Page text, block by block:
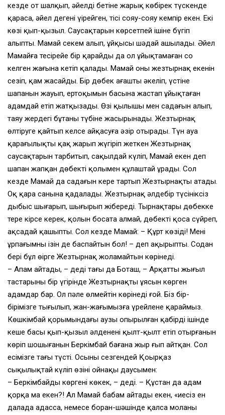
кезде от шалқып, әйелдің бетіне жарық көбірек түскенде
қараса, әйел дегені үңірейген, тісі сояу-сояу кемпір екен. Екі
көзі қып-қызыл. Саусақтарын көрсетпей ішіне бүгіп
алыпты. Мамай секем алып, ұйқысы шәдай ашылады. Әйел
Мамайға тесірейе бір қарайды да ол ұйықтамаған соң
келген жағына кетіп қалады. Мамай оның жезтырнақ екенін
сезіп, қам жасайды. Бір дөңбек ағашты әкеліп, үстіне
шапанын жауып, ертоқымын басына жастап ұйықтаған
адамдай етіп жатқызады. Өзі қылышы мен садағын алып,
таяу жердегі бұтаның түбіне жасырынады. Жезтырнақ
өлтіруге қайтып келсе айқасуға әзір отырады. Түн ауа
қараңғылықты қақ жарып жүгіріп жеткен Жезтырнақ
саусақтарын тарбитып, сақылдай күліп, Мамай екен деп
шапан жапқан дөңбекті қолымен құлаштай ұрады. Сол
кезде Мамай да садағын кере тартып Жезтырнақты атады.
Оқ қара санына қадалады. Жезтырнақ әлдебір түсініксіз
дыбыс шығарып, шыңғырып жібереді. Тырнақтары дөңбекке
терең кірсе керек, қолын босата алмай, дөңбекті қоса сүйреп,
ақсаңдай қашыпты. Сол кезде Мамай: – Құрт көзіңді! Менің
ұрпағымның ізін де баспайтын бол! – деп ақырыпты. Содан
бері бұл өңірге Жезтырнақ жоламайтын көрінеді.
– Апам айтады, – деді тағы да Боташ, – Арқаттың жыңғыл
тастарының бір үңгірінде Жезтырнақтың ұясын көрген
адамдар бар. Ол пәле өлмейтін көрінеді ғой. Біз бір-
бірімізге тығылып, жан-жағымызға үрейлене қараймыз.
Көшкімбай қорымындағы аузы опырылған қабірдің ішінде
кеше басы қып-қызыл әлдененің қылт-қылт етіп отырғанын
көріп шошығанын Беркімбай бағана жыр ғып айтқан. Сол
есімізге тағы түсті. Осыны сезгендей Қоңырқаз
сықылықтай күліп өзінің ойнақы даусымен:
– Беркімбайдың көргені көкек, – деді. – Құстан да адам
қорқа ма екен?! Ал Мамай бабам айтады екен, «иесіз ен
далада адассаң, немесе боран-шәшінде қалсаң моланы